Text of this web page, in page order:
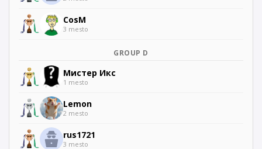
CosM
3 mesto
GROUP D
Мистер Икс
1 mesto
Lemon
2 mesto
rus1721
3 mesto